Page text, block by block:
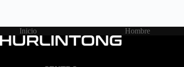
Inicio Hombre